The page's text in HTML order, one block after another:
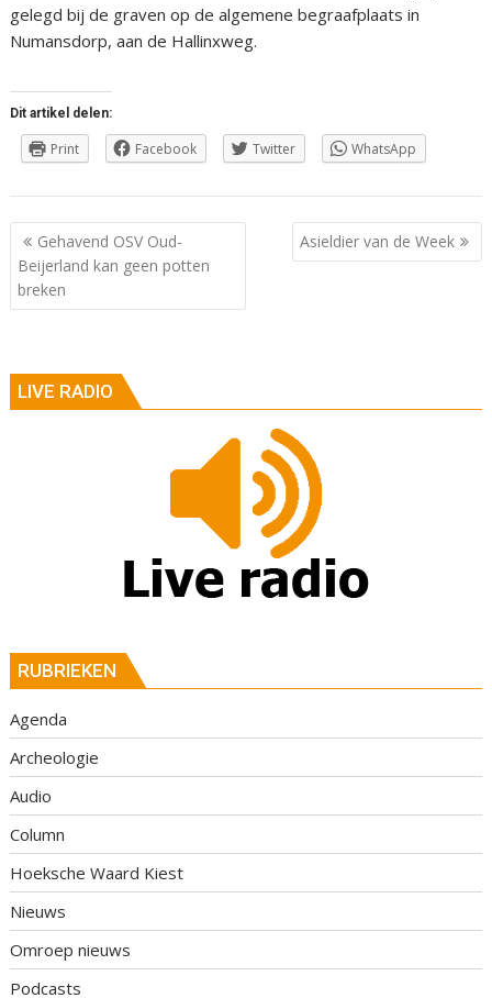
gelegd bij de graven op de algemene begraafplaats in
Numansdorp, aan de Hallinxweg.
Dit artikel delen:
Print Facebook Twitter WhatsApp
Berichtnavigatie
Gehavend OSV Oud-
Beijerland kan geen potten
breken
Asieldier van de Week
LIVE RADIO
RUBRIEKEN
Agenda
Archeologie
Audio
Column
Hoeksche Waard Kiest
Nieuws
Omroep nieuws
Podcasts